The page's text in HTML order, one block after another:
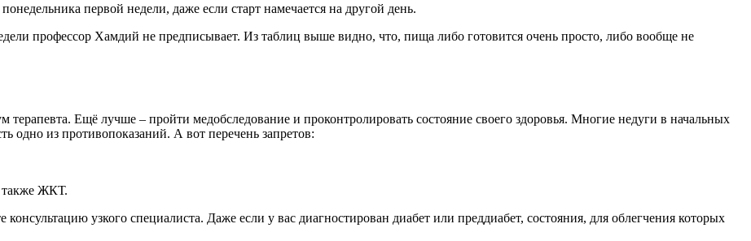
первой недели, даже если старт намечается на другой день.
профессор Хамдий не предписывает. Из таблиц выше видно, что, пища либо готовится очень просто, либо вообще не
Ещё лучше – пройти медобследование и проконтролировать состояние своего здоровья. Многие недуги в начальных
одно из противопоказаний. А вот перечень запретов:
также ЖКТ.
узкого специалиста. Даже если у вас диагностирован диабет или преддиабет, состояния, для облегчения которых